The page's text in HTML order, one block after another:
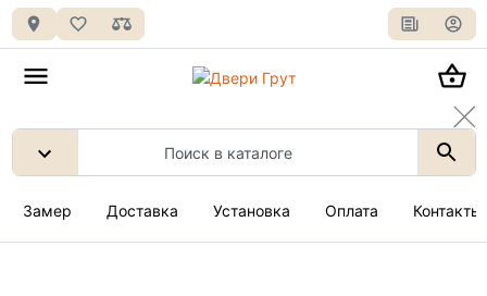
Замер Доставка Установка Оплата Контакты